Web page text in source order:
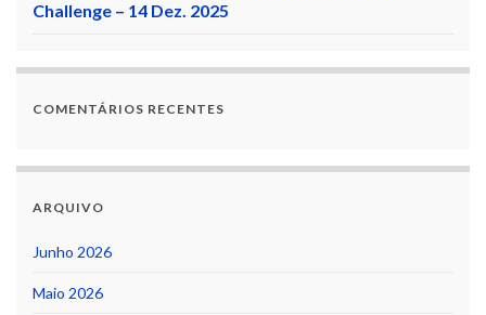
Challenge – 14 Dez. 2025
COMENTÁRIOS RECENTES
ARQUIVO
Junho 2026
Maio 2026